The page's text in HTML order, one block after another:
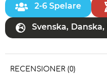
2-6 Spelare
Svenska, Danska,
RECENSIONER (0)